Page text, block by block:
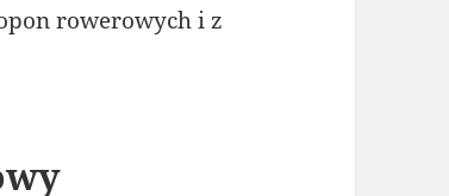
rowerowych i z